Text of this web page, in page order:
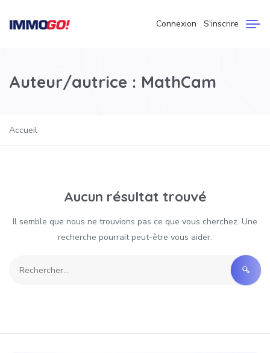
Connexion S'inscrire
Auteur/autrice : MathCam
Accueil
Aucun résultat trouvé
Il semble que nous ne trouvions pas ce que vous cherchez. Une
recherche pourrait peut-être vous aider.